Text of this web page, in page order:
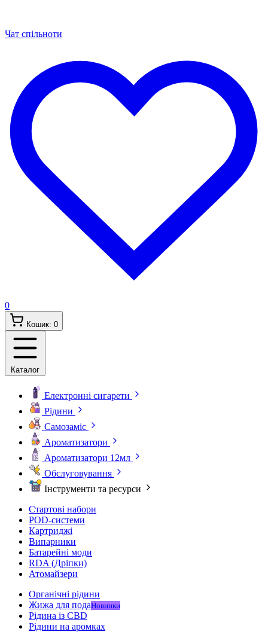
Чат спільноти
0
Кошик: 0
Каталог
Електронні сигарети
Рідини
Самозаміс
Ароматизатори
Ароматизатори 12мл
Обслуговування
Інструменти та ресурси
Стартові набори
POD-системи
Картриджі
Випарники
Батарейні моди
RDA (Дріпки)
Атомайзери
Органічні рідини
Жижа для подаНовинки
Рідина із CBD
Рідини на аромках